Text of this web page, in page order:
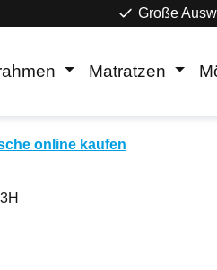
Große
Matratzen
online kaufen